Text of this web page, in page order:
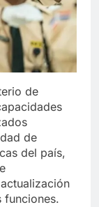
de
de
del país,
funciones.